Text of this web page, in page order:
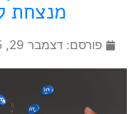
מנצחת
פורסם: דצמבר 29, 2025